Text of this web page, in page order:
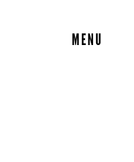
MENU